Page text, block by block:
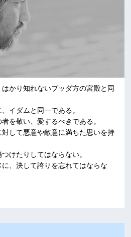
かり知れないブッダ方の宮殿と同
イダムと同一である。
を敬い、愛するべきである。
して悪意や敵意に満ちた思いを持
けたりしてはならない。
、決して誇りを忘れてはならな